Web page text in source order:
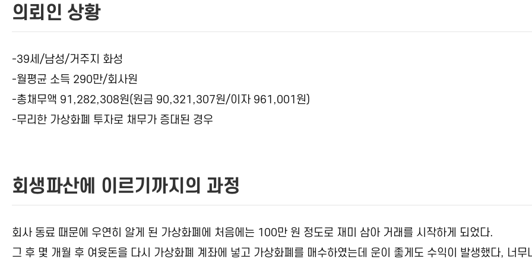
의뢰인 상황
-39세/남성/거주지 화성
-월평균 소득 290만/회사원
-총채무액 91,282,308원(원금 90,321,307원/이자 961,001원)
-무리한 가상화폐 투자로 채무가 증대된 경우
회생파산에 이르기까지의 과정
회사 동료 때문에 우연히 알게 된 가상화폐에 처음에는 100만 원 정도로 재미 삼아 거래를 시작하게 되었다.
그 후 몇 개월 후 여윳돈을 다시 가상화폐 계좌에 넣고 가상화폐를 매수하였는데 운이 좋게도 수익이 발생했다, 너무